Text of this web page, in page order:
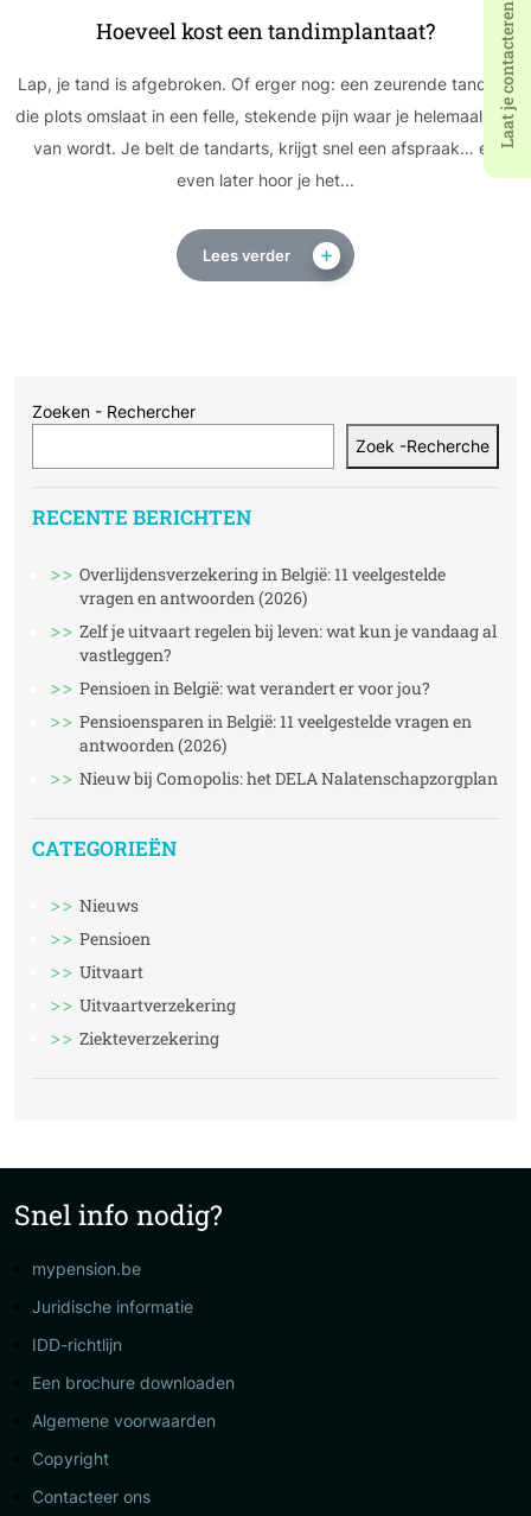
Hoeveel kost een tandimplantaat?
Lap, je tand is afgebroken. Of erger nog: een zeurende tandpijn
die plots omslaat in een felle, stekende pijn waar je helemaal gek
van wordt. Je belt de tandarts, krijgt snel een afspraak… en
even later hoor je het...
Lees verder
Zoeken - Rechercher
Zoek -Recherche
RECENTE BERICHTEN
Overlijdensverzekering in België: 11 veelgestelde
vragen en antwoorden (2026)
Zelf je uitvaart regelen bij leven: wat kun je vandaag al
vastleggen?
Pensioen in België: wat verandert er voor jou?
Pensioensparen in België: 11 veelgestelde vragen en
antwoorden (2026)
Nieuw bij Comopolis: het DELA Nalatenschapzorgplan
CATEGORIEËN
Nieuws
Pensioen
Uitvaart
Uitvaartverzekering
Ziekteverzekering
Snel info nodig?
mypension.be
Juridische informatie
IDD-richtlijn
Een brochure downloaden
Algemene voorwaarden
Copyright
Contacteer ons
Laat je contacteren